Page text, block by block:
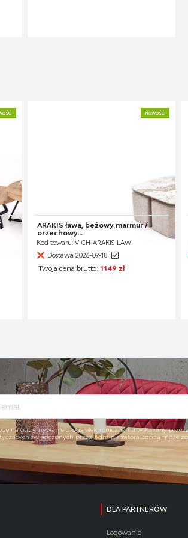
NOWOŚĆ
ARAKIS ława, beżowy marmur /
orzechowy...
Kod towaru: V-CH-ARAKIS-LAW
Dostawa 2026-09-18
Twoja cena brutto: 1149 zł
na otrzymywanie drogą elektroniczną na wskazany
świadczonych przez Administratora.Zgoda może
DLA PARTNERÓW
Logowanie